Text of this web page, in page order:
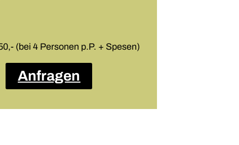
(bei 4 Personen p.P. + Spesen)
Anfragen